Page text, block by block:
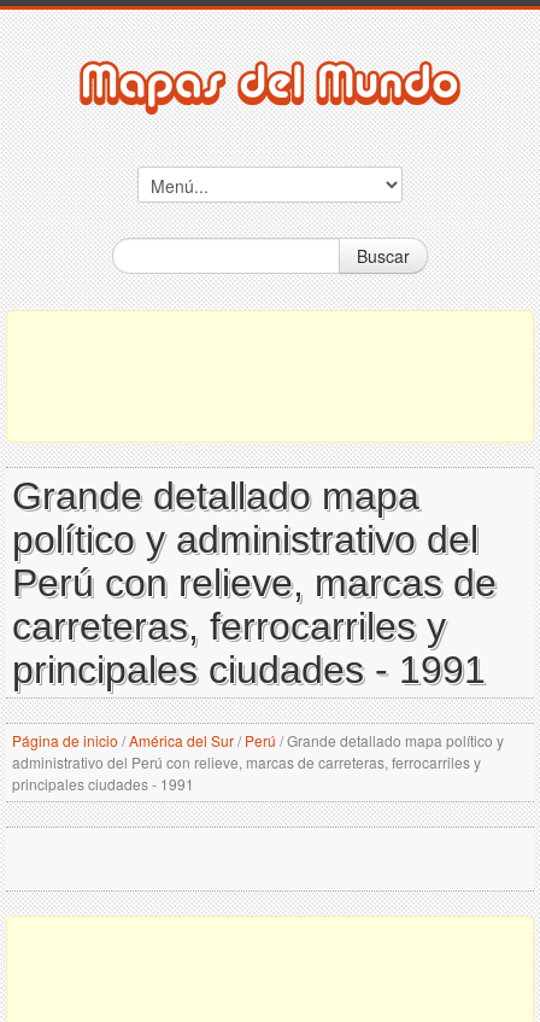
Buscar
Grande detallado mapa
político y administrativo del
Perú con relieve, marcas de
carreteras, ferrocarriles y
principales ciudades - 1991
Página de inicio /América del Sur/ Perú /Grande detallado mapa político y
administrativo del Perú con relieve, marcas de carreteras, ferrocarriles y
principales ciudades - 1991